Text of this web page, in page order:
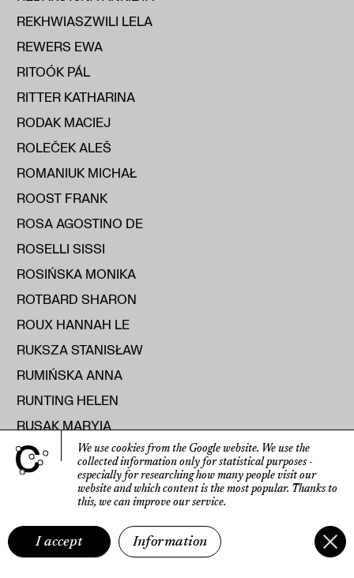
REKHWIASZWILI LELA
REWERS EWA
RITOÓK PÁL
RITTER KATHARINA
RODAK MACIEJ
ROLEČEK ALEŠ
ROMANIUK MICHAŁ
ROOST FRANK
ROSA AGOSTINO DE
ROSELLI SISSI
ROSIŃSKA MONIKA
ROTBARD SHARON
ROUX HANNAH LE
RUKSZA STANISŁAW
RUMIŃSKA ANNA
RUNTING HELEN
RUSAK MARYIA
RUSECKA KATERYNA
RUTKOWSKI ROMAN
RYBICKA ELŻBIETA
RYŚ RAJMUND
We use cookies from the Google website. We use the
collected information only for statistical purposes -
especially for researching how many people visit our
website and which content is the most popular. Thanks to
this, we can improve our service.
I accept Information